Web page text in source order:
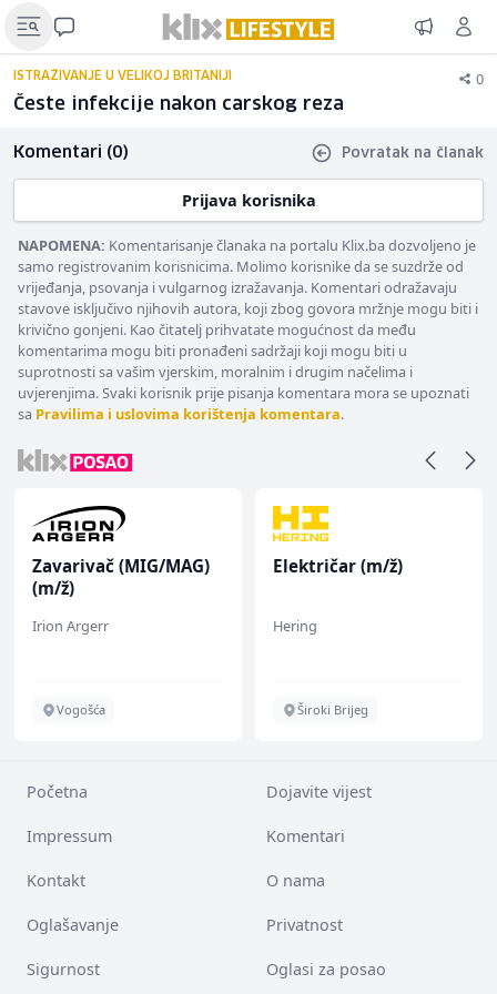
ISTRAŽIVANJE U VELIKOJ BRITANIJI 0
Česte infekcije nakon carskog reza
Komentari (0) Povratak na članak
Prijava korisnika
NAPOMENA: Komentarisanje članaka na portalu Klix.ba dozvoljeno je
samo registrovanim korisnicima. Molimo korisnike da se suzdrže od
vrijeđanja, psovanja i vulgarnog izražavanja. Komentari odražavaju
stavove isključivo njihovih autora, koji zbog govora mržnje mogu biti i
krivično gonjeni. Kao čitatelj prihvatate mogućnost da među
komentarima mogu biti pronađeni sadržaji koji mogu biti u
suprotnosti sa vašim vjerskim, moralnim i drugim načelima i
uvjerenjima. Svaki korisnik prije pisanja komentara mora se upoznati
sa Pravilima i uslovima korištenja komentara.
Zavarivač (MIG/MAG)
(m/ž)
Irion Argerr
Vogošća
Električar (m/ž)
Hering
Široki Brijeg
Početna Dojavite vijest
Impressum Komentari
Kontakt O nama
Oglašavanje Privatnost
Sigurnost Oglasi za posao